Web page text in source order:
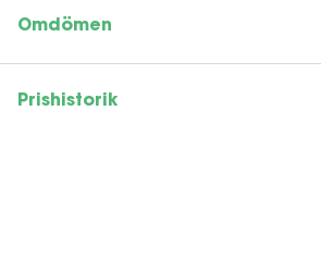
Omdömen
Prishistorik